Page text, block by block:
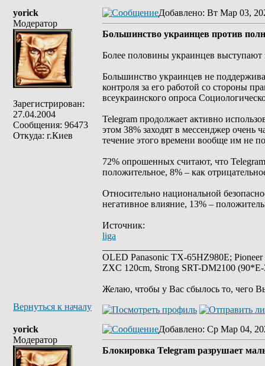
yorick
Модератор
Зарегистрирован:
27.04.2004
Сообщения: 96473
Откуда: г.Киев
Добавлено: Вт Мар 03,
Большинство украинцев против
Более половины украинцев выступают
Большинство украинцев не
контроля за его работой со стороны
всеукраинского опроса
Telegram продолжает активно
этом 38% заходят в мессенджер очень
течение этого времени вообще им не
72% опрошенных считают, что
положительное, 8% – как
Относительно национальной
негативное влияние, 13% –
Источник:
liga
OLED Panasonic TX-65HZ980E;
ZXC 120cm, Strong SRT-DM2100
Желаю, чтобы у Вас сбылось то, чего
Вернуться к началу
yorick
Модератор
Добавлено: Ср Мар 04,
Блокировка Telegram разрушает